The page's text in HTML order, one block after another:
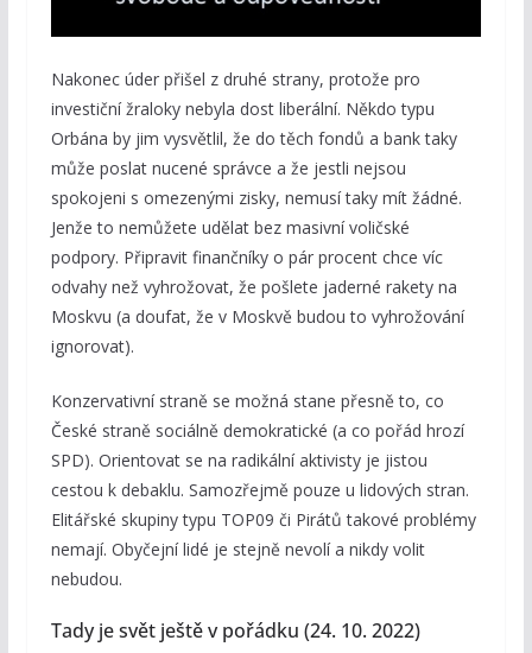
Nakonec úder přišel z druhé strany, protože pro
investiční žraloky nebyla dost liberální. Někdo typu
Orbána by jim vysvětlil, že do těch fondů a bank taky
může poslat nucené správce a že jestli nejsou
spokojeni s omezenými zisky, nemusí taky mít žádné.
Jenže to nemůžete udělat bez masivní voličské
podpory. Připravit finančníky o pár procent chce víc
odvahy než vyhrožovat, že pošlete jaderné rakety na
Moskvu (a doufat, že v Moskvě budou to vyhrožování
ignorovat).
Konzervativní straně se možná stane přesně to, co
České straně sociálně demokratické (a co pořád hrozí
SPD). Orientovat se na radikální aktivisty je jistou
cestou k debaklu. Samozřejmě pouze u lidových stran.
Elitářské skupiny typu TOP09 či Pirátů takové problémy
nemají. Obyčejní lidé je stejně nevolí a nikdy volit
nebudou.
Tady je svět ještě v pořádku (24. 10. 2022)